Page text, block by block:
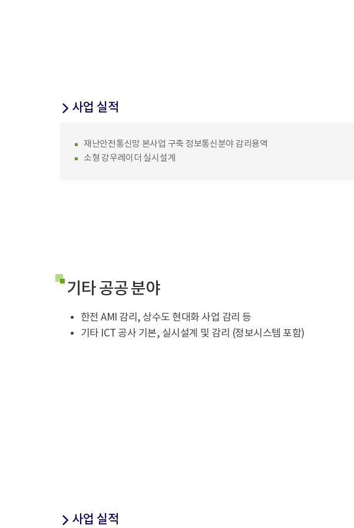
사업 실적
재난안전통신망 본사업 구축 정보통신분야 감리용역
소형 강우레이더 실시설계
기타 공공 분야
한전 AMI 감리, 상수도 현대화 사업 감리 등
기타 ICT 공사 기본, 실시설계 및 감리 (정보시스템 포함)
사업 실적